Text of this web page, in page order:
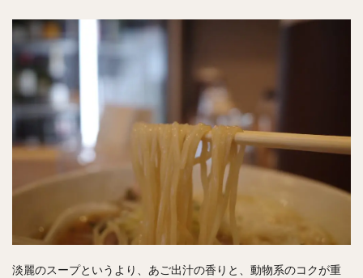
淡麗のスープというより、あご出汁の香りと、動物系のコクが重